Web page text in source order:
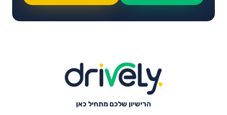
הרישיון שלכם מתחיל כאן